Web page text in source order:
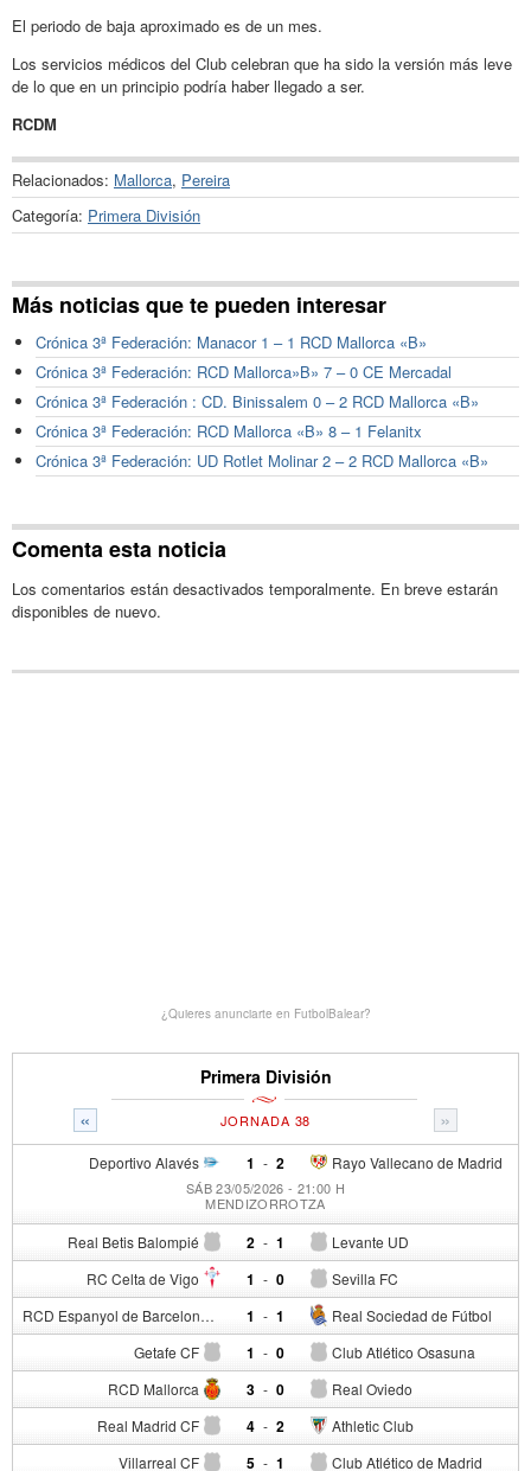
El periodo de baja aproximado es de un mes.
Los servicios médicos del Club celebran que ha sido la versión más leve
de lo que en un principio podría haber llegado a ser.
RCDM
Relacionados: Mallorca, Pereira
Categoría: Primera División
Más noticias que te pueden interesar
Crónica 3ª Federación: Manacor 1 – 1 RCD Mallorca «B»
Crónica 3ª Federación: RCD Mallorca»B» 7 – 0 CE Mercadal
Crónica 3ª Federación : CD. Binissalem 0 – 2 RCD Mallorca «B»
Crónica 3ª Federación: RCD Mallorca «B» 8 – 1 Felanitx
Crónica 3ª Federación: UD Rotlet Molinar 2 – 2 RCD Mallorca «B»
Comenta esta noticia
Los comentarios están desactivados temporalmente. En breve estarán
disponibles de nuevo.
¿Quieres anunciarte en FutbolBalear?
Primera División
« »
JORNADA 38
Deportivo Alavés 1 - Rayo Vallecano de Madrid
2
SÁB 23/05/2026 - 21:00 H
MENDIZORROTZA
Real Betis Balompié 2 - Levante UD
1
RC Celta de Vigo 1 - Sevilla FC
0
RCD Espanyol de Barcelona 1 - Real Sociedad de Fútbol
1
Getafe CF 1 - Club Atlético Osasuna
0
RCD Mallorca 3 - Real Oviedo
0
Real Madrid CF 4 - Athletic Club
2
Villarreal CF 5 - Club Atlético de Madrid
1